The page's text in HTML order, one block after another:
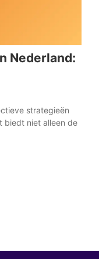
Nederland:
strategieën
biedt niet alleen de